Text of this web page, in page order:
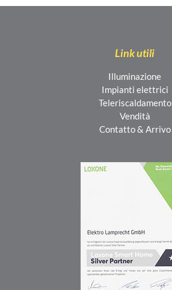
Link utili
Illuminazione
Impianti elettrici
Teleriscaldamento
Vendità
Contatto & Arrivo